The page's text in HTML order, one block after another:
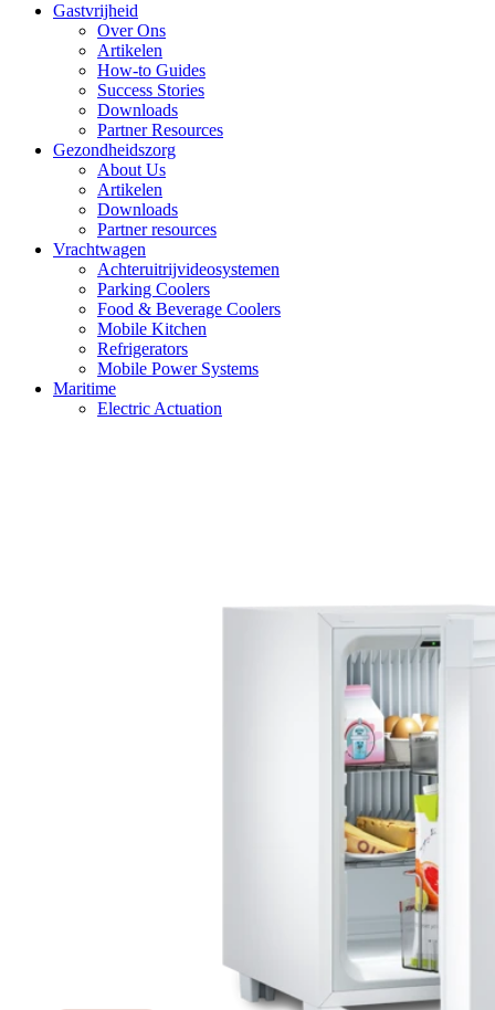
Gastvrijheid
Over Ons
Artikelen
How-to Guides
Success Stories
Downloads
Partner Resources
Gezondheidszorg
About Us
Artikelen
Downloads
Partner resources
Vrachtwagen
Achteruitrijvideosystemen
Parking Coolers
Food & Beverage Coolers
Mobile Kitchen
Refrigerators
Mobile Power Systems
Maritime
Electric Actuation